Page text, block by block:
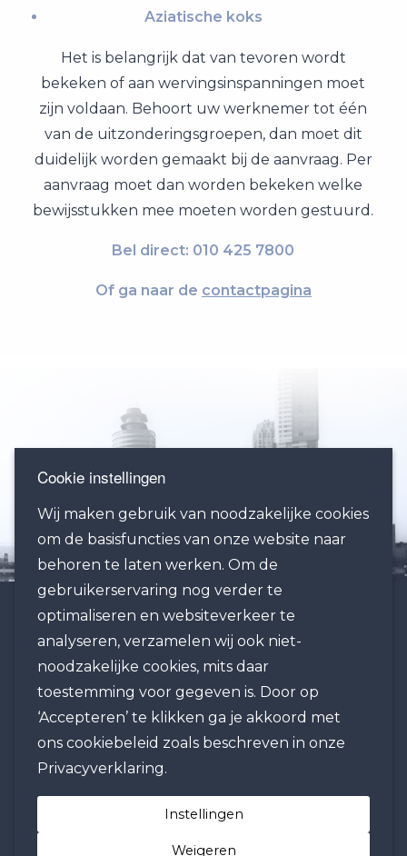
Aziatische koks
Het is belangrijk dat van tevoren wordt
bekeken of aan wervingsinspanningen moet
zijn voldaan. Behoort uw werknemer tot één
van de uitzonderingsgroepen, dan moet dit
duidelijk worden gemaakt bij de aanvraag. Per
aanvraag moet dan worden bekeken welke
bewijsstukken mee moeten worden gestuurd.
Bel direct: 010 425 7800
Of ga naar de contactpagina
KANTOOR ROTTERDAM:
Regus Rotterdam-The Hague Airport
Rotterdam Airportplein 22
3045 AP Rotterdam
The Netherlands
TELEFOON / FAX / EMAIL:
Tel: +31 10 425 7800 (NL + ENG)
Cookie instellingen
Wij maken gebruik van noodzakelijke cookies
om de basisfuncties van onze website naar
behoren te laten werken. Om de
gebruikerservaring nog verder te
optimaliseren en websiteverkeer te
analyseren, verzamelen wij ook niet-
noodzakelijke cookies, mits daar
toestemming voor gegeven is. Door op
‘Accepteren’ te klikken ga je akkoord met
ons cookiebeleid zoals beschreven in onze
Privacyverklaring.
Instellingen
Weigeren